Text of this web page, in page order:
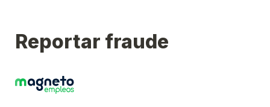
Reportar fraude